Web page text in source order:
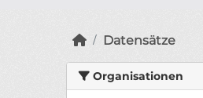
Datensätze
Organisationen